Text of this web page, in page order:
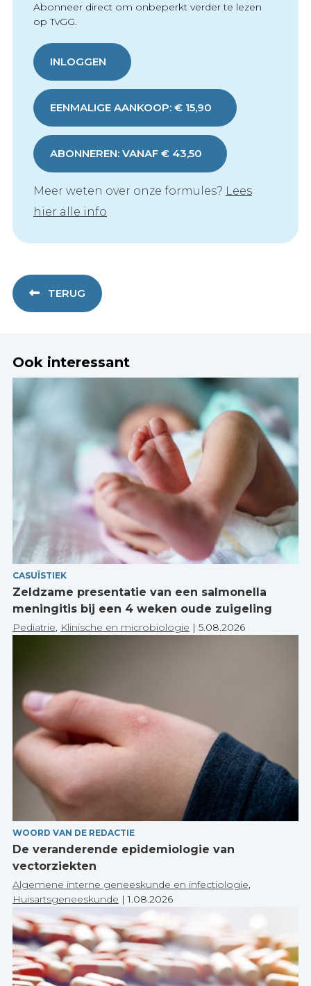
Abonneer direct om onbeperkt verder te lezen
op TvGG.
INLOGGEN
EENMALIGE AANKOOP: € 15,90
ABONNEREN: VANAF € 43,50
Meer weten over onze formules? Lees
hier alle info
TERUG
Ook interessant
CASUÏSTIEK
Zeldzame presentatie van een salmonella
meningitis bij een 4 weken oude zuigeling
Pediatrie, Klinische en microbiologie | 5.08.2026
WOORD VAN DE REDACTIE
De veranderende epidemiologie van
vectorziekten
Algemene interne geneeskunde en infectiologie,
Huisartsgeneeskunde |1.08.2026